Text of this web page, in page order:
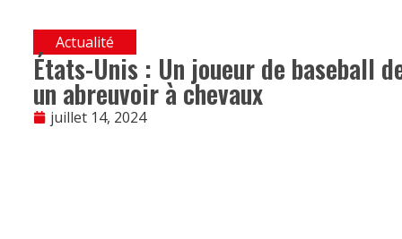
Actualité
États-Unis : Un joueur de baseball
un abreuvoir à chevaux
juillet 14, 2024